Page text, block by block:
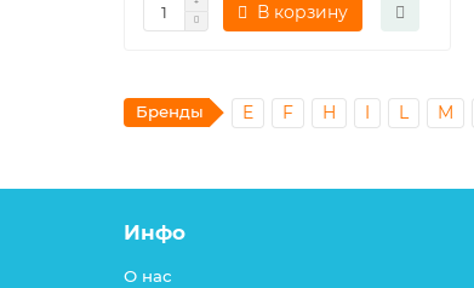
В корзину
Бренды E F H I L M
Инфо
О нас